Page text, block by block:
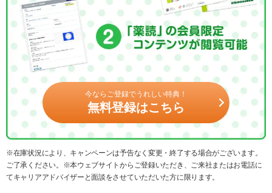
今ならご登録でうれしい特典！
無料登録はこちら
※在庫状況により、キャンペーンは予告なく変更・終了する場合がございます。
ご了承ください。※本ウェブサイトからご登録いただき、ご来社またはお電話に
てキャリアアドバイザーと面談をさせていただいた方に限ります。